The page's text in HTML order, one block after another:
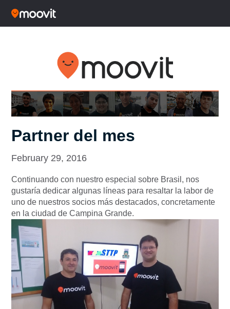
Partner del mes
February 29, 2016
Continuando con nuestro especial sobre Brasil, nos
gustaría dedicar algunas líneas para resaltar la labor de
uno de nuestros socios más destacados, concretamente
en la ciudad de Campina Grande.